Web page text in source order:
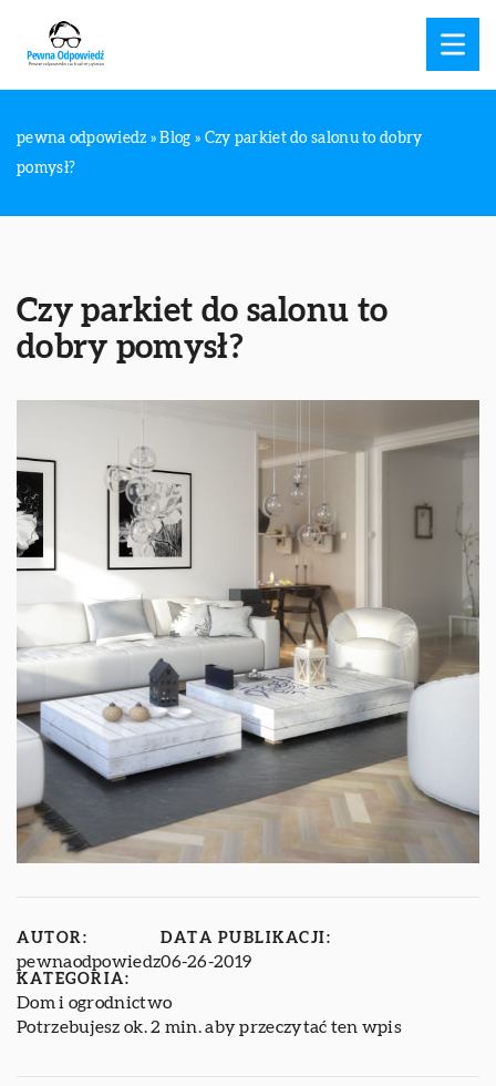
pewna odpowiedz »Blog » Czy parkiet do salonu to dobry
pomysł?
Czy parkiet do salonu to
dobry pomysł?
AUTOR:
pewnaodpowiedz
DATA PUBLIKACJI:
06-26-2019
KATEGORIA:
Dom i ogrodnictwo
Potrzebujesz ok. 2 min. aby przeczytać ten wpis